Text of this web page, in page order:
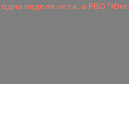
неделя лета, а РВО